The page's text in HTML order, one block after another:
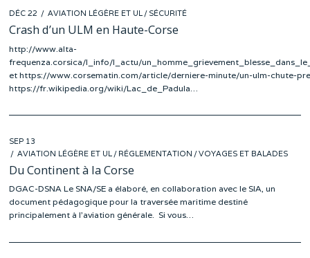
POSTED
ON
DÉC 22 AVIATION LÉGÈRE ET UL / SÉCURITÉ
Crash d’un ULM en Haute-Corse
http://www.alta-
frequenza.corsica/l_info/l_actu/
et https://www.corsematin.com/article/derniere-minute/un-ulm-chute-
https://fr.wikipedia.org/wiki/Lac_de_Padula…
POSTED
ON
SEP 13
AVIATION LÉGÈRE ET UL / RÉGLEMENTATION /VOYAGES ET BALADES
Du Continent à la Corse
DGAC-DSNA Le SNA/SE a élaboré, en collaboration avec le SIA, un
document pédagogique pour la traversée maritime destiné
principalement à l’aviation générale. Si vous…